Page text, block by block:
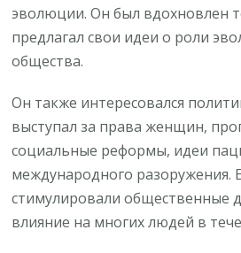
эволюции. Он был вдохновлен
предлагал свои идеи о роли
общества.
Он также интересовался
выступал за права женщин,
социальные реформы, идеи
международного разоружения.
стимулировали общественные
влияние на многих людей в